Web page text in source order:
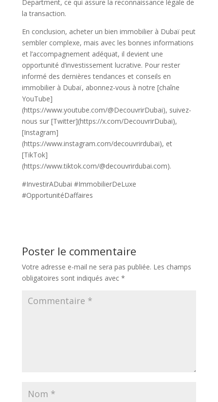
Department, ce qui assure la reconnaissance légale de
la transaction.
En conclusion, acheter un bien immobilier à Dubaï peut
sembler complexe, mais avec les bonnes informations
et l’accompagnement adéquat, il devient une
opportunité d’investissement lucrative. Pour rester
informé des dernières tendances et conseils en
immobilier à Dubaï, abonnez-vous à notre [chaîne
YouTube]
(https://www.youtube.com/@DecouvrirDubai), suivez-
nous sur [Twitter](https://x.com/DecouvrirDubai),
[Instagram]
(https://www.instagram.com/decouvrirdubai), et
[TikTok]
(https://www.tiktok.com/@decouvrirdubai.com).
#InvestirADubai #ImmobilierDeLuxe
#OpportunitéDaffaires
Poster le commentaire
Votre adresse e-mail ne sera pas publiée. Les champs
obligatoires sont indiqués avec *